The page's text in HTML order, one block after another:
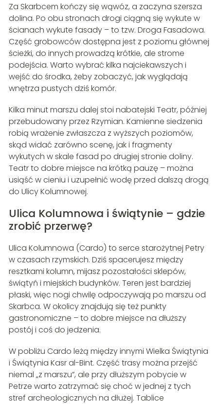
Za Skarbcem kończy się wąwóz, a zaczyna szersza
dolina. Po obu stronach drogi ciągną się wykute w
ścianach wykute fasady – to tzw. Droga Fasadowa.
Część grobowców dostępna jest z poziomu głównej
ścieżki, do innych prowadzą krótkie, ale strome
podejścia. Warto wybrać kilka najciekawszych i
wejść do środka, żeby zobaczyć, jak wyglądają
wnętrza pustych dziś komór.
Kilka minut marszu dalej stoi nabatejski Teatr, później
przebudowany przez Rzymian. Kamienne siedzenia
robią wrażenie zwłaszcza z wyższych poziomów,
skąd widać zarówno scenę, jak i fragmenty
wykutych w skale fasad po drugiej stronie doliny.
Teatr to dobre miejsce na krótką pauzę – można
usiąść w cieniu i uzupełnić wodę przed dalszą drogą
do Ulicy Kolumnowej.
Ulica Kolumnowa i świątynie – gdzie
zrobić przerwę?
Ulica Kolumnowa (Cardo) to serce starożytnej Petry
w czasach rzymskich. Dziś spacerujesz między
resztkami kolumn, mijasz pozostałości sklepów,
świątyń i miejskich budynków. Teren jest bardziej
płaski, więc nogi chwilę odpoczywają po marszu od
Skarbca. W okolicy znajdują się też punkty
gastronomiczne – to dobre miejsce na dłuższy
postój i coś do jedzenia.
W pobliżu Cardo leżą między innymi Wielka Świątynia
i Świątynia Kasr al-Bint. Część trasy można przejść
niemal „z marszu”, ale przy dłuższym pobycie w
Petrze warto zatrzymać się choć w jednej z tych
stref archeologicznych na dłużej. Tablice